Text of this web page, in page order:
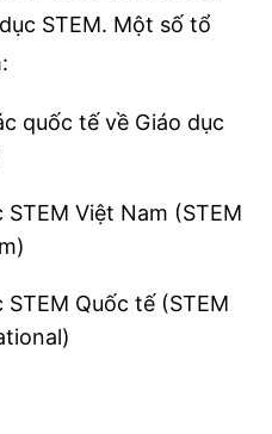
STEM. Một số tổ
quốc tế về Giáo dục
Việt Nam (STEM
Quốc tế (STEM